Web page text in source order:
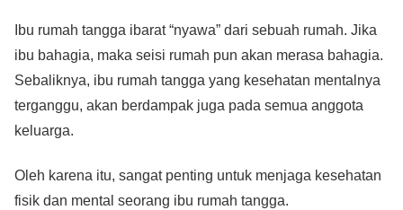
Ibu rumah tangga ibarat “nyawa” dari sebuah rumah. Jika
ibu bahagia, maka seisi rumah pun akan merasa bahagia.
Sebaliknya, ibu rumah tangga yang kesehatan mentalnya
terganggu, akan berdampak juga pada semua anggota
keluarga.
Oleh karena itu, sangat penting untuk menjaga kesehatan
fisik dan mental seorang ibu rumah tangga.